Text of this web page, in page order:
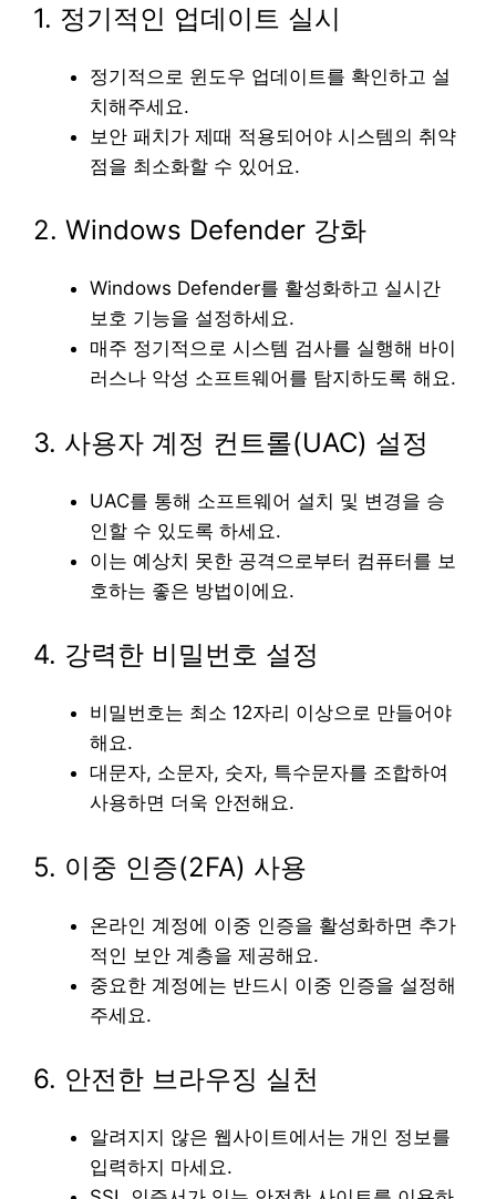
1. 정기적인 업데이트 실시
정기적으로 윈도우 업데이트를 확인하고 설
치해주세요.
보안 패치가 제때 적용되어야 시스템의 취약
점을 최소화할 수 있어요.
2. Windows Defender 강화
Windows Defender를 활성화하고 실시간
보호 기능을 설정하세요.
매주 정기적으로 시스템 검사를 실행해 바이
러스나 악성 소프트웨어를 탐지하도록 해요.
3. 사용자 계정 컨트롤(UAC) 설정
UAC를 통해 소프트웨어 설치 및 변경을 승
인할 수 있도록 하세요.
이는 예상치 못한 공격으로부터 컴퓨터를 보
호하는 좋은 방법이에요.
4. 강력한 비밀번호 설정
비밀번호는 최소 12자리 이상으로 만들어야
해요.
대문자, 소문자, 숫자, 특수문자를 조합하여
사용하면 더욱 안전해요.
5. 이중 인증(2FA) 사용
온라인 계정에 이중 인증을 활성화하면 추가
적인 보안 계층을 제공해요.
중요한 계정에는 반드시 이중 인증을 설정해
주세요.
6. 안전한 브라우징 실천
알려지지 않은 웹사이트에서는 개인 정보를
입력하지 마세요.